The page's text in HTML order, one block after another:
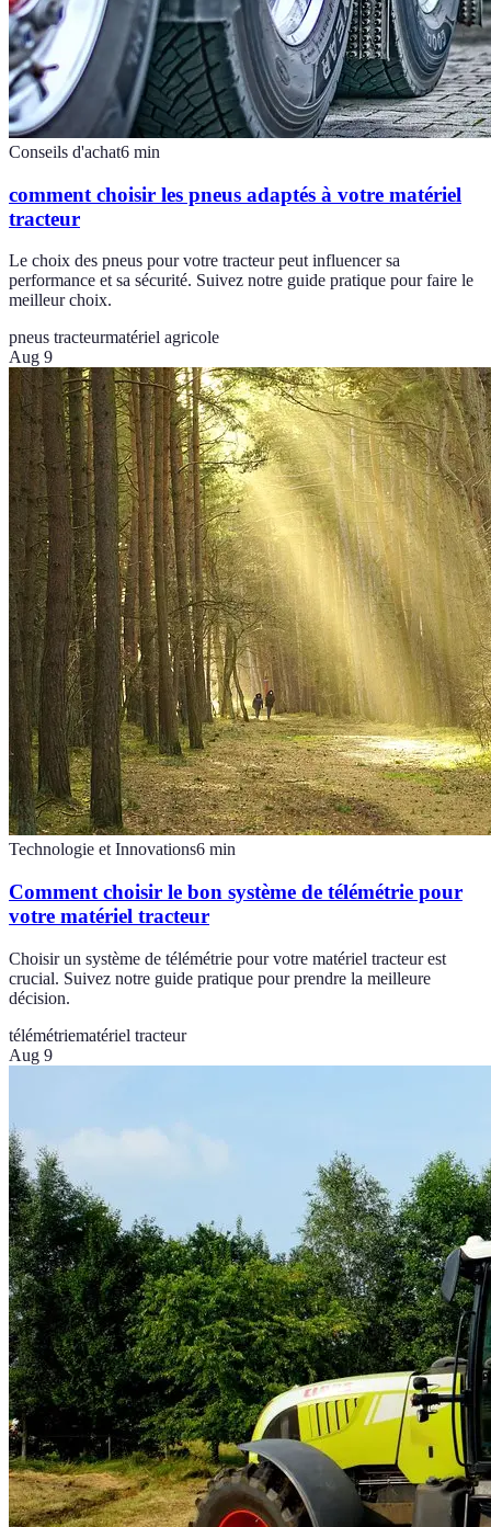
Conseils d'achat6 min
comment choisir les pneus adaptés à votre matériel
tracteur
Le choix des pneus pour votre tracteur peut influencer sa
performance et sa sécurité. Suivez notre guide pratique pour faire le
meilleur choix.
pneus tracteurmatériel agricole
Aug 9
Technologie et Innovations6 min
Comment choisir le bon système de télémétrie pour
votre matériel tracteur
Choisir un système de télémétrie pour votre matériel tracteur est
crucial. Suivez notre guide pratique pour prendre la meilleure
décision.
télémétriematériel tracteur
Aug 9